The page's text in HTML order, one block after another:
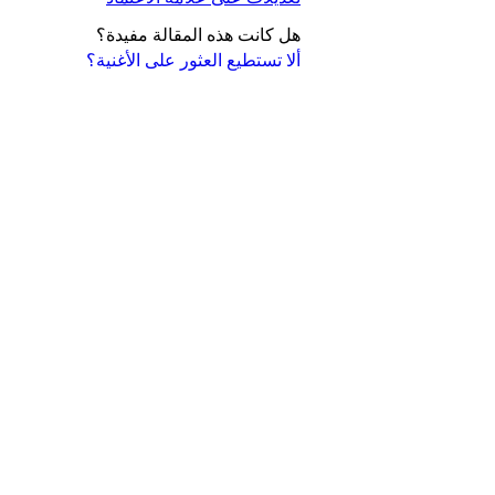
ألا تستطيع العثور على الأغنية؟
هل كانت هذه المقالة مفيدة؟